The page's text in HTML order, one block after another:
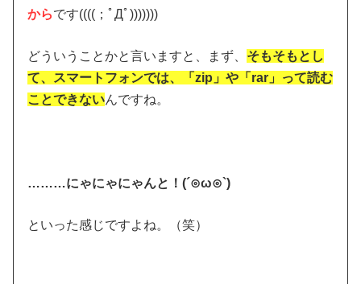
からです((((；ﾟДﾟ)))))))
どういうことかと言いますと、まず、 そもそもとし
て、スマートフォンでは、「zip」や「rar」って読む
ことできないんですね。
………にゃにゃにゃんと！(´⊙ω⊙`)
といった感じですよね。（笑）